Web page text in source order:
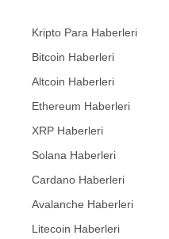
Kripto Para Haberleri
Bitcoin Haberleri
Altcoin Haberleri
Ethereum Haberleri
XRP Haberleri
Solana Haberleri
Cardano Haberleri
Avalanche Haberleri
Litecoin Haberleri